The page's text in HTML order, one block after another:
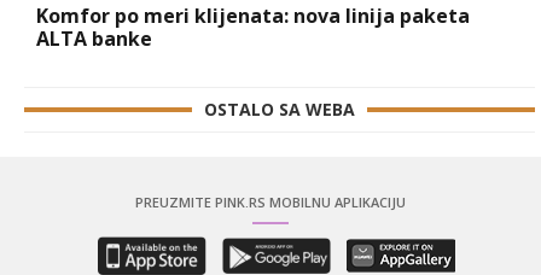
Komfor po meri klijenata: nova linija paketa
ALTA banke
OSTALO SA WEBA
PREUZMITE PINK.RS MOBILNU APLIKACIJU